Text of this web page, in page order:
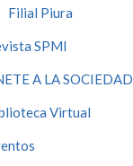
Filial Piura
SPMI
A LA SOCIEDAD
Virtual